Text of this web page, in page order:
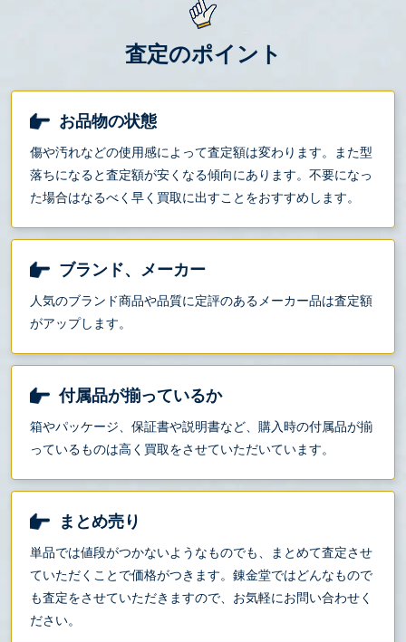
査定のポイント
お品物の状態
傷や汚れなどの使用感によって査定額は変わります。また型
落ちになると査定額が安くなる傾向にあります。不要になっ
た場合はなるべく早く買取に出すことをおすすめします。
ブランド、メーカー
人気のブランド商品や品質に定評のあるメーカー品は査定額
がアップします。
付属品が揃っているか
箱やパッケージ、保証書や説明書など、購入時の付属品が揃
っているものは高く買取をさせていただいています。
まとめ売り
単品では値段がつかないようなものでも、まとめて査定させ
ていただくことで価格がつきます。錬金堂ではどんなもので
も査定をさせていただきますので、お気軽にお問い合わせく
ださい。